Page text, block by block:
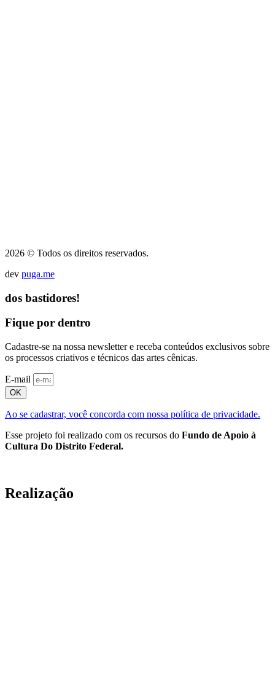
2026 © Todos os direitos reservados.
dev puga.me
dos bastidores!
Fique por dentro
Cadastre-se na nossa newsletter e receba conteúdos exclusivos sobre
os processos criativos e técnicos das artes cênicas.
E-mail
OK
Ao se cadastrar, você concorda com nossa política de privacidade.
Esse projeto foi realizado com os recursos do Fundo de Apoio à
Cultura Do Distrito Federal.
Realização